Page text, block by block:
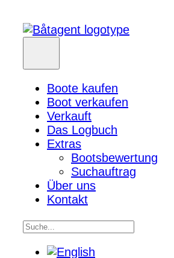
Boote kaufen
Boot verkaufen
Verkauft
Das Logbuch
Extras
Bootsbewertung
Suchauftrag
Über uns
Kontakt